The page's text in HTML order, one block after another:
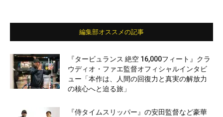
編集部オススメの記事
『タービュランス 絶空 16,000フィート』クラ
ウディオ・ファエ監督オフィシャルインタビ
ュー「本作は、人間の回復力と真実の解放力
の核心へと迫る旅」
『侍タイムスリッパー』の安田監督など豪華